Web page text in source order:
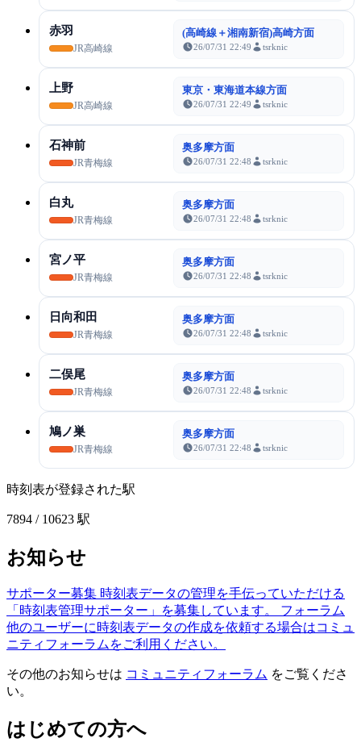
赤羽
JR高崎線
(高崎線＋湘南新宿)高崎方面
26/07/31 22:49 tsrknic
上野
JR高崎線
東京・東海道本線方面
26/07/31 22:49 tsrknic
石神前
JR青梅線
奥多摩方面
26/07/31 22:48 tsrknic
白丸
JR青梅線
奥多摩方面
26/07/31 22:48 tsrknic
宮ノ平
JR青梅線
奥多摩方面
26/07/31 22:48 tsrknic
日向和田
JR青梅線
奥多摩方面
26/07/31 22:48 tsrknic
二俣尾
JR青梅線
奥多摩方面
26/07/31 22:48 tsrknic
鳩ノ巣
JR青梅線
奥多摩方面
26/07/31 22:48 tsrknic
時刻表が登録された駅
7894 / 10623 駅
お知らせ
サポーター募集 時刻表データの管理を手伝っていただける
「時刻表管理サポーター」を募集しています。
フォーラム
他のユーザーに時刻表データの作成を依頼する場合はコミュ
ニティフォーラムをご利用ください。
その他のお知らせは コミュニティフォーラム をご覧くださ
い。
はじめての方へ